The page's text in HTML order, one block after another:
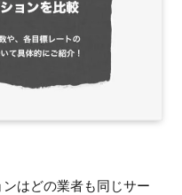
はどの業者も同じサー